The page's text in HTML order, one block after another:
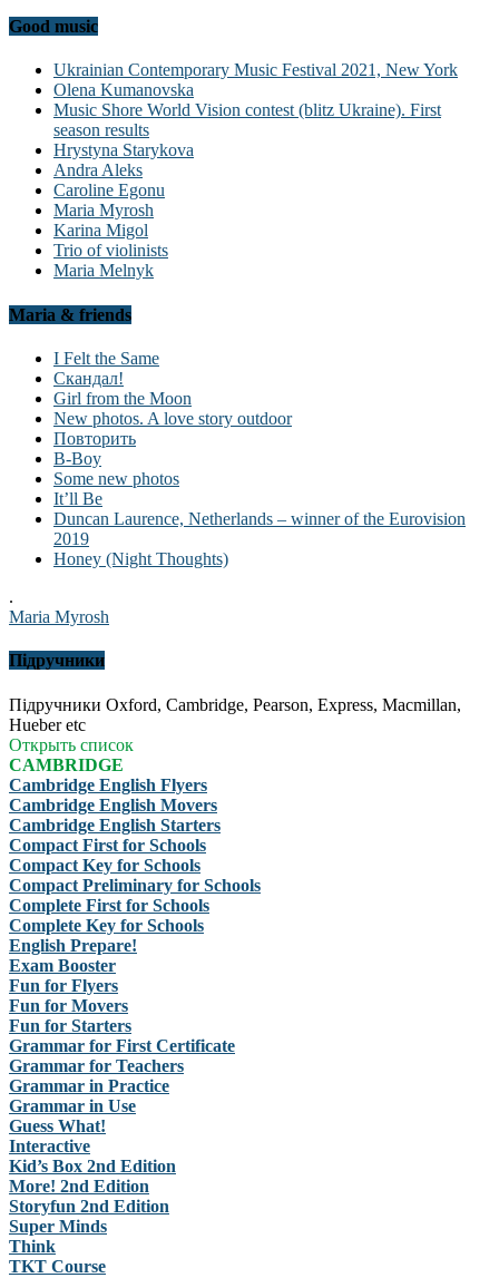
Good music
Ukrainian Contemporary Music Festival 2021, New York
Olena Kumanovska
Music Shore World Vision contest (blitz Ukraine). First
season results
Hrystyna Starykova
Andra Aleks
Caroline Egonu
Maria Myrosh
Karina Migol
Trio of violinists
Maria Melnyk
Maria & friends
I Felt the Same
Скандал!
Girl from the Moon
New photos. A love story outdoor
Повторить
B-Boy
Some new photos
It’ll Be
Duncan Laurence, Netherlands – winner of the Eurovision
2019
Honey (Night Thoughts)
.
Maria Myrosh
Підручники
Підручники Oxford, Cambridge, Pearson, Express, Macmillan,
Hueber etc
Открыть список
CAMBRIDGE
Cambridge English Flyers
Cambridge English Movers
Cambridge English Starters
Compact First for Schools
Compact Key for Schools
Compact Preliminary for Schools
Complete First for Schools
Complete Key for Schools
English Prepare!
Exam Booster
Fun for Flyers
Fun for Movers
Fun for Starters
Grammar for First Certificate
Grammar for Teachers
Grammar in Practice
Grammar in Use
Guess What!
Interactive
Kid’s Box 2nd Edition
More! 2nd Edition
Storyfun 2nd Edition
Super Minds
Think
TKT Course